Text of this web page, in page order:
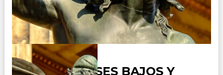
BERLIN, PAISES BAJOS Y